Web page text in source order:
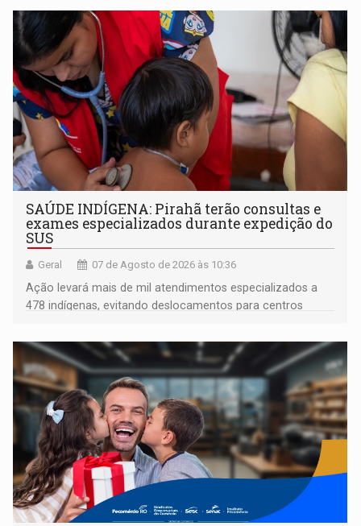
SAÚDE INDÍGENA: Pirahã terão consultas e
exames especializados durante expedição do
SUS
Geral 07 de Agosto de 2026 às 10:36
Ação levará mais de mil atendimentos especializados a
478 indígenas, evitando deslocamentos para centros